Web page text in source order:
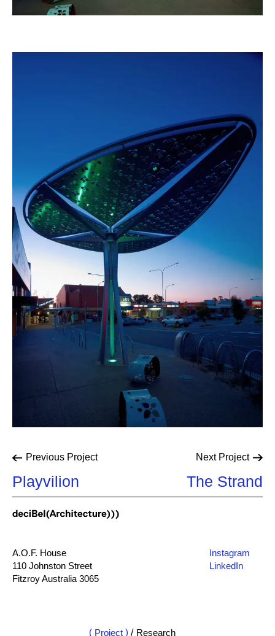
Project / Research
Previous Project
Playvilion
Next Project
The Strand
A.O.F. House
110 Johnston Street
Fitzroy Australia 3065
Instagram
LinkedIn